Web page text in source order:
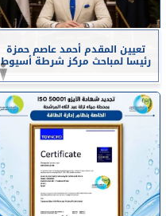
تعيين المقدم أحمد عاصم حمزة
رئيسا لمباحث مركز شرطة أسيوط